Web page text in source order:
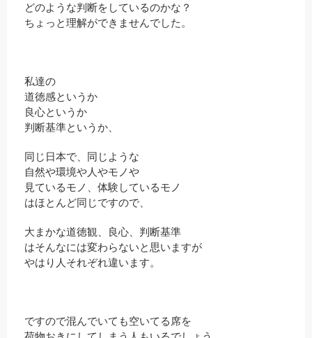
どのような判断をしているのかな？
ちょっと理解ができませんでした。
私達の
道徳感というか
良心というか
判断基準というか、
同じ日本で、同じような
自然や環境や人やモノや
見ているモノ、体験しているモノ
はほとんど同じですので、
大まかな道徳観、良心、判断基準
はそんなには変わらないと思いますが
やはり人それぞれ違います。
ですので混んでいても空いてる席を